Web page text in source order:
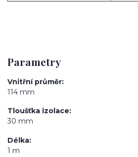
Parametry
Vnitřní průměr
114 mm
Tloušťka izolace
30 mm
Délka
1 m